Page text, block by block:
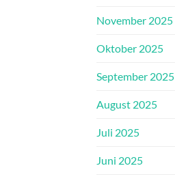
November 2025
Oktober 2025
September 2025
August 2025
Juli 2025
Juni 2025